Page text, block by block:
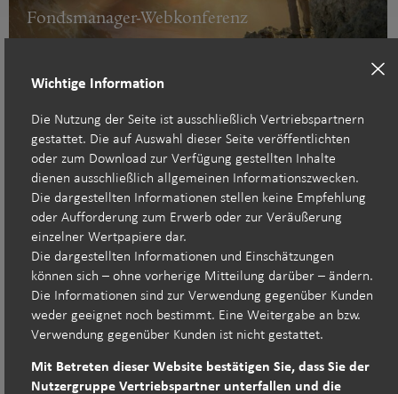
Fondsmanager-Webkonferenz
Research-Webkonferenz
März 2026
31:27
Insights Week 2026
Wichtige Information
Die Nutzung der Seite ist ausschließlich Vertriebspartnern
gestattet. Die auf Auswahl dieser Seite veröffentlichten
oder zum Download zur Verfügung gestellten Inhalte
dienen ausschließlich allgemeinen Informationszwecken.
Die dargestellten Informationen stellen keine Empfehlung
oder Aufforderung zum Erwerb oder zur Veräußerung
einzelner Wertpapiere dar.
Die dargestellten Informationen und Einschätzungen
können sich – ohne vorherige Mitteilung darüber – ändern.
Die Informationen sind zur Verwendung gegenüber Kunden
weder geeignet noch bestimmt. Eine Weitergabe an bzw.
Verwendung gegenüber Kunden ist nicht gestattet.
Mit Betreten dieser Website bestätigen Sie, dass Sie der
Nutzergruppe Vertriebspartner unterfallen und die